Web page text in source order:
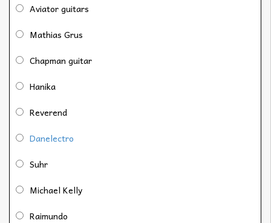
Aviator guitars
Mathias Grus
Chapman guitar
Hanika
Reverend
Danelectro
Suhr
Michael Kelly
Raimundo